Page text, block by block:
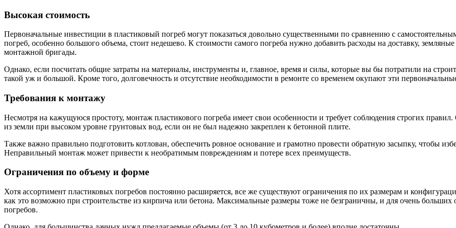
Высокая стоимость
Первоначальные инвестиции в пластиковый погреб могут показаться довольно существенными по сравнению с
погреб, особенно большого объема, стоит недешево. К стоимости самого погреба нужно добавить расходы на доставку,
монтажной бригады.
Однако, если посчитать общие затраты на материалы, инструменты и, главное, время и силы, которые вы бы потратили на
такой уж и большой. Кроме того, долговечность и отсутствие необходимости в ремонте со временем окупают эти
Требования к монтажу
Несмотря на кажущуюся простоту, монтаж пластикового погреба имеет свои особенности и требует соблюдения строгих
из земли при высоком уровне грунтовых вод, если он не был надежно закреплен к бетонной плите.
Также важно правильно подготовить котлован, обеспечить ровное основание и грамотно провести обратную засыпку, чтобы
Неправильный монтаж может привести к необратимым повреждениям и потере всех преимуществ.
Ограничения по объему и форме
Хотя ассортимент пластиковых погребов постоянно расширяется, все же существуют ограничения по их размерам и
как это возможно при строительстве из кирпича или бетона. Максимальные размеры тоже не безграничны, и для очень больших
погребов.